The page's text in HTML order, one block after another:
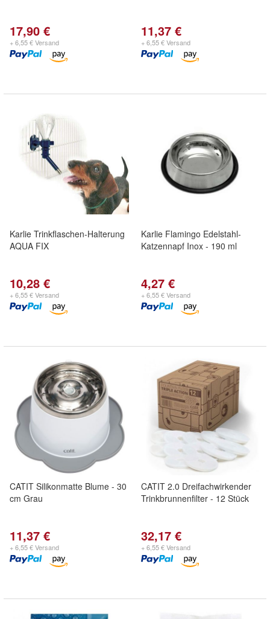
17,90 €
+ 6,55 € Versand
11,37 €
+ 6,55 € Versand
Karlie Trinkflaschen-Halterung
AQUA FIX
10,28 €
+ 6,55 € Versand
Karlie Flamingo Edelstahl-
Katzennapf Inox - 190 ml
4,27 €
+ 6,55 € Versand
CATIT Silikonmatte Blume - 30
cm Grau
11,37 €
+ 6,55 € Versand
CATIT 2.0 Dreifachwirkender
Trinkbrunnenfilter - 12 Stück
32,17 €
+ 6,55 € Versand